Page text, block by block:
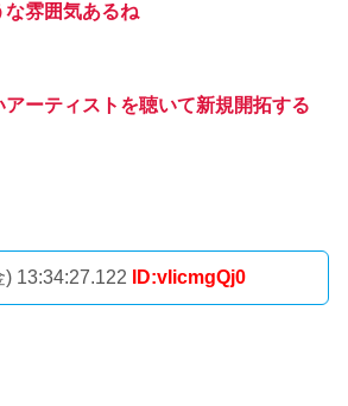
な雰囲気あるね
アーティストを聴いて新規開拓する
13:34:27.122 ID:vIicmgQj0